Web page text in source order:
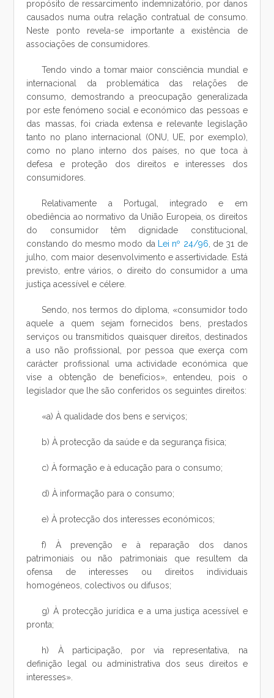
propósito de ressarcimento indemnizatório, por danos
causados numa outra relação contratual de consumo.
Neste ponto revela-se importante a existência de
associações de consumidores.
Tendo vindo a tomar maior consciência mundial e
internacional da problemática das relações de
consumo, demostrando a preocupação generalizada
por este fenómeno social e económico das pessoas e
das massas, foi criada extensa e relevante legislação
tanto no plano internacional (ONU, UE, por exemplo),
como no plano interno dos países, no que toca à
defesa e proteção dos direitos e interesses dos
consumidores.
Relativamente a Portugal, integrado e em
obediência ao normativo da União Europeia, os direitos
do consumidor têm dignidade constitucional,
constando do mesmo modo da
Lei nº 24/96 , de 31 de
julho, com maior desenvolvimento e assertividade. Está
previsto, entre vários, o direito do consumidor a uma
justiça acessível e célere.
Sendo, nos termos do diploma, «consumidor todo
aquele a quem sejam fornecidos bens, prestados
serviços ou transmitidos quaisquer direitos, destinados
a uso não profissional, por pessoa que exerça com
carácter profissional uma actividade económica que
vise a obtenção de benefícios», entendeu, pois o
legislador que lhe são conferidos os seguintes direitos:
«a) À qualidade dos bens e serviços;
b) À protecção da saúde e da segurança física;
c) À formação e à educação para o consumo;
d) À informação para o consumo;
e) À protecção dos interesses económicos;
f) À prevenção e à reparação dos danos
patrimoniais ou não patrimoniais que resultem da
ofensa de interesses ou direitos individuais
homogéneos, colectivos ou difusos;
g) À protecção jurídica e a uma justiça acessível e
pronta;
h) À participação, por via representativa, na
definição legal ou administrativa dos seus direitos e
interesses».